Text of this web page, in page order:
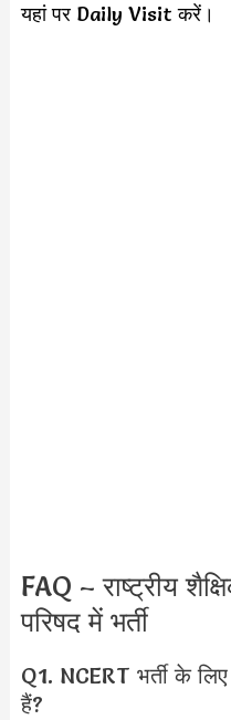
यहां पर Daily Visit करें।
FAQ – राष्ट्रीय
परिषद में भर्ती
Q1. NCERT भर्ती के लिए
हैं?